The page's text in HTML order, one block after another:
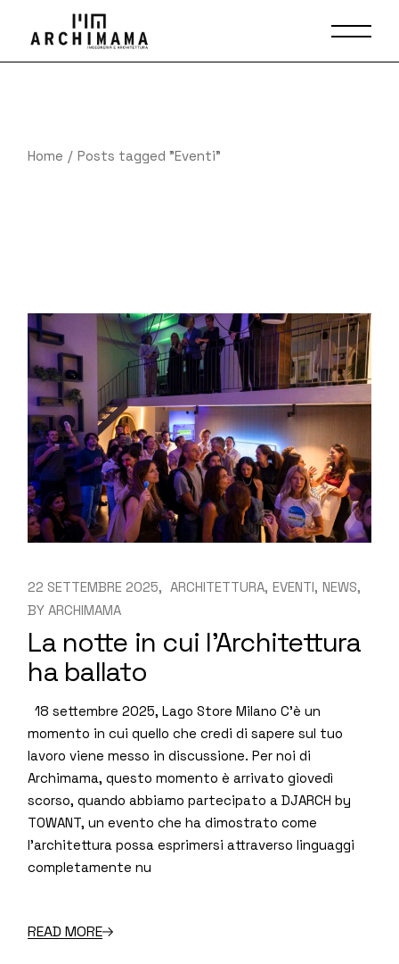
content
Home Posts tagged "Eventi"
22 SETTEMBRE 2025 ARCHITETTURA EVENTI NEWS
BY ARCHIMAMA
La notte in cui l’Architettura
ha ballato
18 settembre 2025, Lago Store Milano C’è un
momento in cui quello che credi di sapere sul tuo
lavoro viene messo in discussione. Per noi di
Archimama, questo momento è arrivato giovedì
scorso, quando abbiamo partecipato a DJARCH by
TOWANT, un evento che ha dimostrato come
l’architettura possa esprimersi attraverso linguaggi
completamente nu
READ MORE